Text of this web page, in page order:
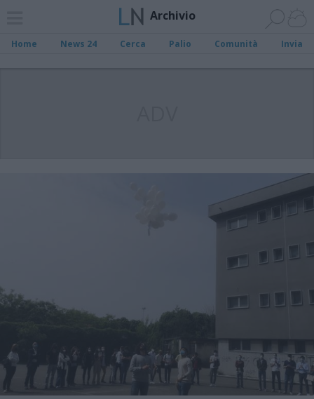
Archivio
Home News 24 Cerca Palio Comunità Invia